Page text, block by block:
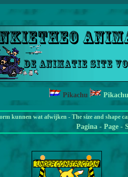
Pikachu Pikachu
kunnen wat afwijken - The size and shape
Pagina - Page -